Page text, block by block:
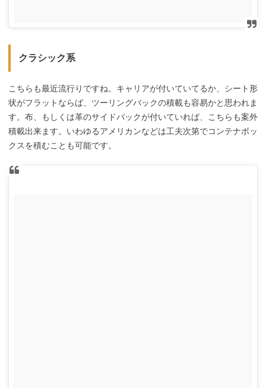
クラシック系
こちらも最近流行りですね。キャリアが付いていてるか、シート形
状がフラットならば、ツーリングバックの積載も容易かと思われま
す。布、もしくは革のサイドバックが付いていれば、こちらも案外
積載出来ます。いわゆるアメリカンなどは工夫次第でコンテナボッ
クスを積むことも可能です。